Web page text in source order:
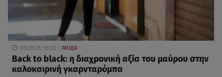
08.08.26, 16:00 ΜΟΔΑ
Back to black: η διαχρονική αξία του μαύρου στην
καλοκαιρινή γκαρνταρόμπα